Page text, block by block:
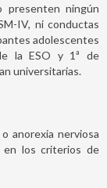
presenten ningún
IV, ni conductas
adolescentes
la ESO y 1ª de
universitarias.
anorexia nerviosa
en los criterios de